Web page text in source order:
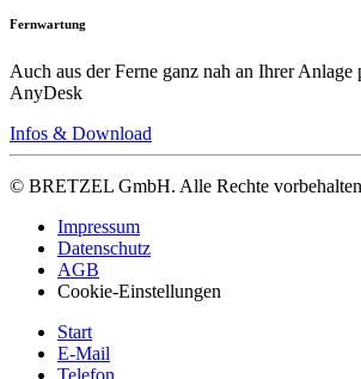
Fernwartung
Auch aus der Ferne ganz nah an Ihrer Anlage
AnyDesk
Infos & Download
© BRETZEL GmbH. Alle Rechte
Impressum
Datenschutz
AGB
Cookie-Einstellungen
Start
E-Mail